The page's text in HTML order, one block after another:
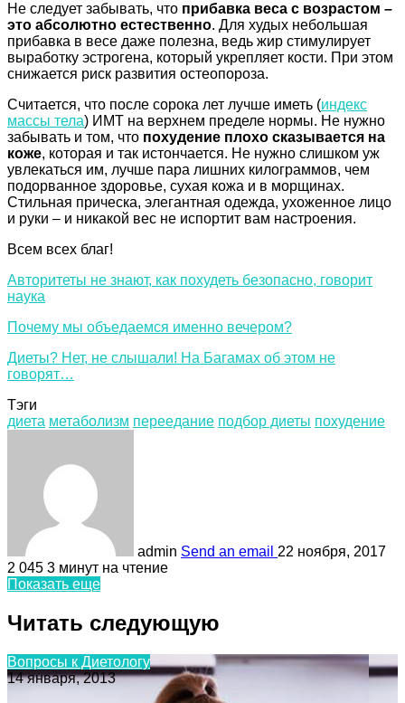
Не следует забывать, что прибавка веса с возрастом –
это абсолютно естественно. Для худых небольшая
прибавка в весе даже полезна, ведь жир стимулирует
выработку эстрогена, который укрепляет кости. При этом
снижается риск развития остеопороза.
Считается, что после сорока лет лучше иметь (индекс
массы тела) ИМТ на верхнем пределе нормы. Не нужно
забывать и том, что похудение плохо сказывается на
коже, которая и так истончается. Не нужно слишком уж
увлекаться им, лучше пара лишних килограммов, чем
подорванное здоровье, сухая кожа и в морщинах.
Стильная прическа, элегантная одежда, ухоженное лицо
и руки – и никакой вес не испортит вам настроения.
Всем всех благ!
Авторитеты не знают, как похудеть безопасно, говорит
наука
Почему мы объедаемся именно вечером?
Диеты? Нет, не слышали! На Багамах об этом не
говорят…
Тэги
диета метаболизм переедание подбор диеты похудение
admin Send an email 22 ноября, 2017
2 045 3 минут на чтение
Показать еще
Читать следующую
Вопросы к Диетологу
14 января, 2013